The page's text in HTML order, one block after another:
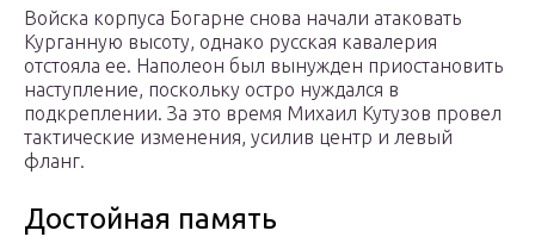
Войска корпуса Богарне снова начали атаковать
Курганную высоту, однако русская кавалерия
отстояла ее. Наполеон был вынужден приостановить
наступление, поскольку остро нуждался в
подкреплении. За это время Михаил Кутузов провел
тактические изменения, усилив центр и левый
фланг.
Достойная память